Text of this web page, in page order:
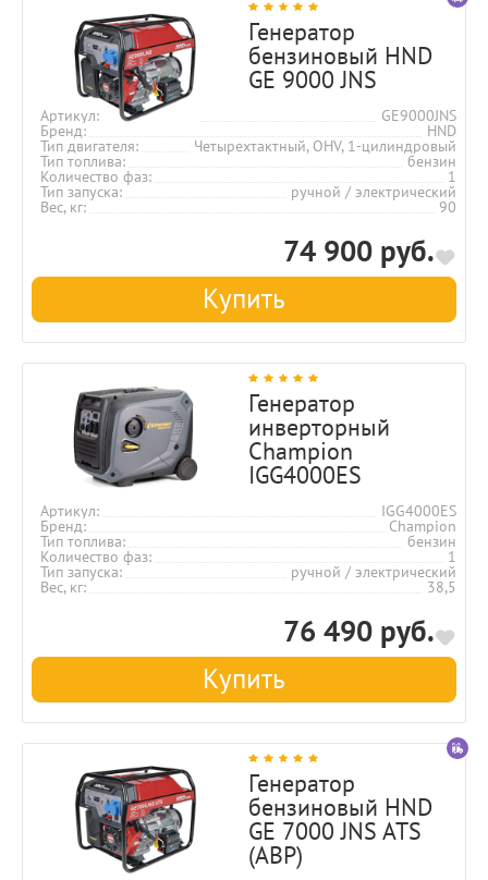
Генератор
бензиновый HND
GE 9000 JNS
Артикул GE9000JNS
Бренд HND
Тип двигателя Четырехтактный, OHV, 1-цилиндровый
Тип топлива бензин
Количество фаз 1
Тип запуска ручной / электрический
Вес, кг 90
74 900 руб.
Купить
Генератор
инверторный
Champion
IGG4000ES
Артикул IGG4000ES
Бренд Champion
Тип топлива бензин
Количество фаз 1
Тип запуска ручной / электрический
Вес, кг 38,5
76 490 руб.
Купить
Генератор
бензиновый HND
GE 7000 JNS ATS
(АВР)